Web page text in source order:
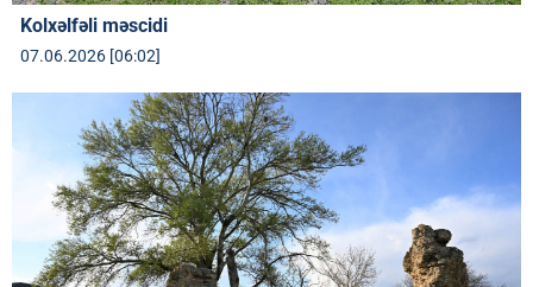
Kolxəlfəli məscidi
07.06.2026 [06:02]